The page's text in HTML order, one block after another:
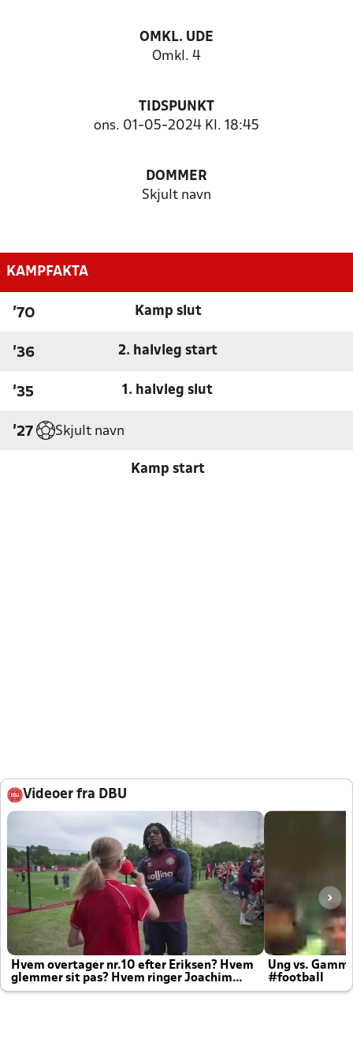
OMKL. UDE
Omkl. 4
TIDSPUNKT
ons. 01-05-2024 Kl. 18:45
DOMMER
Skjult navn
KAMPFAKTA
'70 Kamp slut
'36 2. halvleg start
'35 1. halvleg slut
'27 Skjult navn
Kamp start
Videoer fra DBU
Hvem overtager nr.10 efter Eriksen? Hvem
glemmer sit pas? Hvem ringer Joachim
altid til efter kampe?
Ung vs.
#football